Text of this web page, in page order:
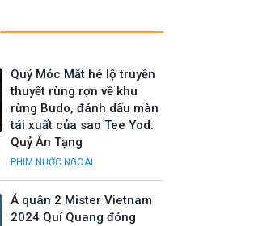
Quỷ Móc Mắt hé lộ truyền
thuyết rùng rợn về khu
rừng Budo, đánh dấu màn
tái xuất của sao Tee Yod:
Quỷ Ăn Tạng
PHIM NƯỚC NGOÀI
Á quân 2 Mister Vietnam
2024 Quí Quang đóng